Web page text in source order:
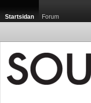
Startsidan Forum